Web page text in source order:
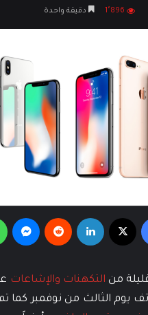
1٬896 دقيقة واحدة
من التكهنات والإشاعات
يوم الثالث من نوفمبر كما